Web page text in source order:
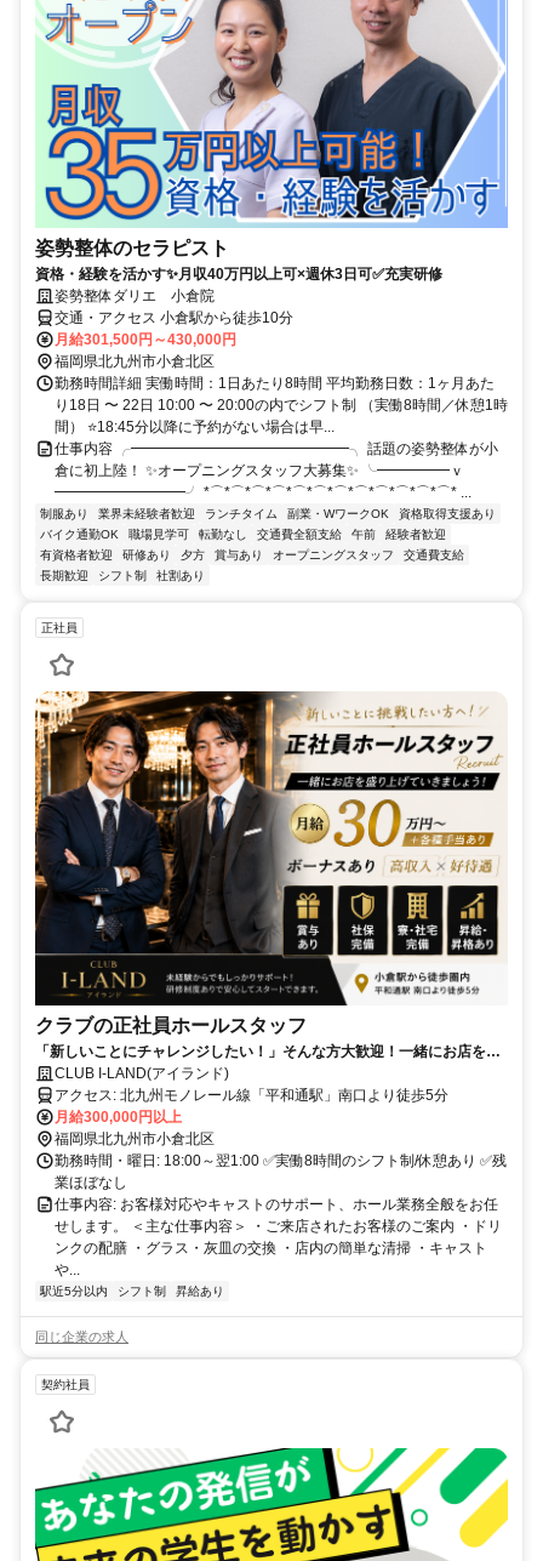
姿勢整体のセラピスト
資格・経験を活かす✨月収40万円以上可×週休3日可✅充実研修
姿勢整体ダリエ 小倉院
交通・アクセス 小倉駅から徒歩10分
月給301,500円～430,000円
福岡県北九州市小倉北区
勤務時間詳細 実働時間：1日あたり8時間 平均勤務日数：1ヶ月あた
り18日 〜 22日 10:00 〜 20:00の内でシフト制 （実働8時間／休憩1時
間） ⭐18:45分以降に予約がない場合は早...
仕事内容 ╭━━━━━━━━━━━━━━━╮ 話題の姿勢整体が小
倉に初上陸！ ✨オープニングスタッフ大募集✨ ╰━━━━━ｖ
━━━━━━━━━╯ *⌒*⌒*⌒*⌒*⌒*⌒*⌒*⌒*⌒*⌒*⌒*⌒* ...
制服あり 業界未経験者歓迎 ランチタイム 副業・WワークOK
資格取得支援あり
バイク通勤OK
職場見学可 転勤なし 交通費全額支給 午前
経験者歓迎
有資格者歓迎
研修あり 夕方 賞与あり オープニングスタッフ
交通費支給
長期歓迎
シフト制 社割あり
正社員
クラブの正社員ホールスタッフ
「新しいことにチャレンジしたい！」そんな方大歓迎！一緒にお店を盛
り上げていきましょう◎ボーナスありの高収入×好待遇で働きやすさも
バツグン✨
CLUB I-LAND(アイランド)
アクセス: 北九州モノレール線「平和通駅」南口より徒歩5分
月給300,000円以上
福岡県北九州市小倉北区
勤務時間・曜日: 18:00～翌1:00 ✅実働8時間のシフト制/休憩あり ✅残
業ほぼなし
仕事内容: お客様対応やキャストのサポート、ホール業務全般をお任
せします。 ＜主な仕事内容＞ ・ご来店されたお客様のご案内 ・ドリ
ンクの配膳 ・グラス・灰皿の交換 ・店内の簡単な清掃 ・キャスト
や...
駅近5分以内 シフト制 昇給あり
同じ企業の求人
契約社員